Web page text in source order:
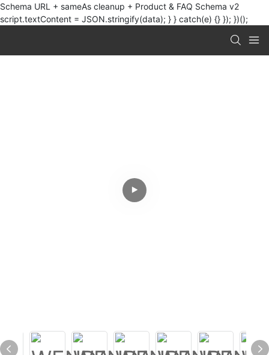
Schema URL + sameAs cleanup + Product & FAQ Schema v2
script.textContent = JSON.stringify(data); } } catch(e) {} }); })();